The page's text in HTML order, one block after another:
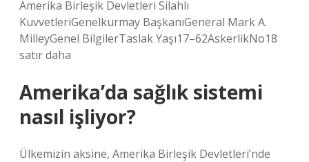
Amerika Birleşik Devletleri Silahlı
KuvvetleriGenelkurmay BaşkanıGeneral Mark A.
MilleyGenel BilgilerTaslak Yaşı17–62AskerlikNo18
satır daha
Amerika’da sağlık sistemi
nasıl işliyor?
Ülkemizin aksine, Amerika Birleşik Devletleri’nde